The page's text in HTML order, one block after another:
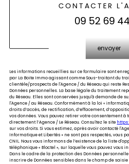
CONTACTER
09 52 69
envoyer
Les informations recueillies sur ce formulaire sont
par La Boite Immo agissant comme Sous-traitant du
clientèle/prospects de l'Agence / du Réseau qui reste
Données personnelles. La base légale du traitement
du Réseau. Elles sont conservées jusqu'à demande de
l'Agence / au Réseau. Conformément à la loi «
droits d’accès, de rectification, d’effacement,
vos données. Vous pouvez retirer votre consentement
directement l’Agence / Le Réseau. Consultez le site
sur vos droits. Si vous estimez, après avoir contacté
Informatique et Libertés » ne sont pas respectés, vous
CNIL. Nous vous informons de l’existence de la liste
téléphonique « Bloctel », sur laquelle vous pouvez vous
Dans le cadre de la protection des Données
inscrire de Données sensibles dans le champ de